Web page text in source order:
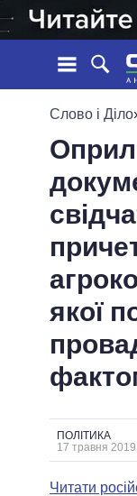
СТРІЧКА
ПОДІЇ
СТАТТІ
ДУМКИ
ОГЛЯДИ
УСІ
КАБІНЕТ
ГОЛОВИ
ВСІ
Слово і Діло›
якої
ПОЛІТИКА
17 травня
Читати